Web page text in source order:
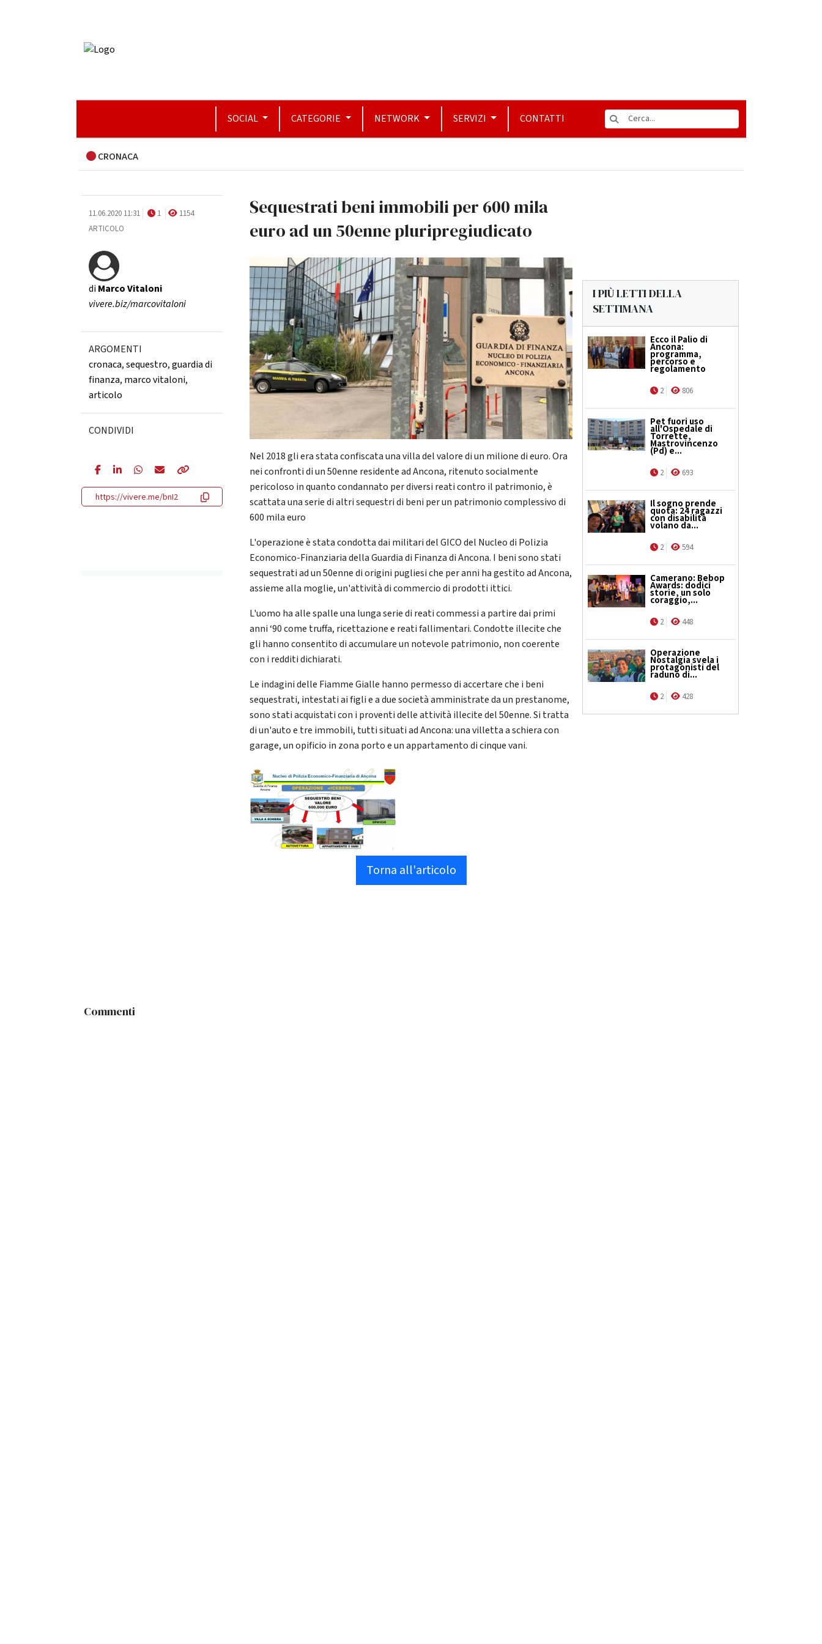
SOCIAL CATEGORIE NETWORK SERVIZI CONTATTI
CRONACA
11.06.2020 11:31 1
1154
ARTICOLO
diMarco Vitaloni
vivere.biz/marcovitaloni
ARGOMENTI
cronaca,sequestro,guardia di
finanza, marco vitaloni,
articolo
CONDIVIDI
https://vivere.me/bnI2
Sequestrati beni immobili per 600 mila
euro ad un 50enne pluripregiudicato
Nel 2018 gli era stata confiscata una villa del valore di un milione di euro. Ora
nei confronti di un 50enne residente ad Ancona, ritenuto socialmente
pericoloso in quanto condannato per diversi reati contro il patrimonio, è
scattata una serie di altri sequestri di beni per un patrimonio complessivo di
600 mila euro
L'operazione è stata condotta dai militari del GICO del Nucleo di Polizia
Economico-Finanziaria della Guardia di Finanza di Ancona. I beni sono stati
sequestrati ad un 50enne di origini pugliesi che per anni ha gestito ad Ancona,
assieme alla moglie, un'attività di commercio di prodotti ittici.
L'uomo ha alle spalle una lunga serie di reati commessi a partire dai primi
anni ‘90 come truffa, ricettazione e reati fallimentari. Condotte illecite che
gli hanno consentito di accumulare un notevole patrimonio, non coerente
con i redditi dichiarati.
Le indagini delle Fiamme Gialle hanno permesso di accertare che i beni
sequestrati, intestati ai figli e a due società amministrate da un prestanome,
sono stati acquistati con i proventi delle attività illecite del 50enne. Si tratta
di un'auto e tre immobili, tutti situati ad Ancona: una villetta a schiera con
garage, un opificio in zona porto e un appartamento di cinque vani.
Torna all'articolo
I PIÙ LETTI DELLA
SETTIMANA
Ecco il Palio di
Ancona:
programma,
percorso e
regolamento
2 806
Pet fuori uso
all'Ospedale di
Torrette,
Mastrovincenzo
(Pd) e...
2 693
Il sogno prende
quota: 24 ragazzi
con disabilità
volano da...
2 594
Camerano: Bebop
Awards: dodici
storie, un solo
coraggio,...
2 448
Operazione
Nostalgia svela i
protagonisti del
raduno di...
2 428
Commenti